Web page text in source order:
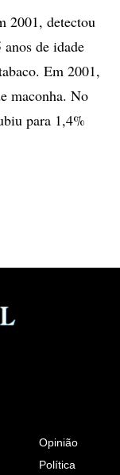
2001, detectou
de idade
Em 2001,
maconha. No
para 1,4%
Opinião
Política